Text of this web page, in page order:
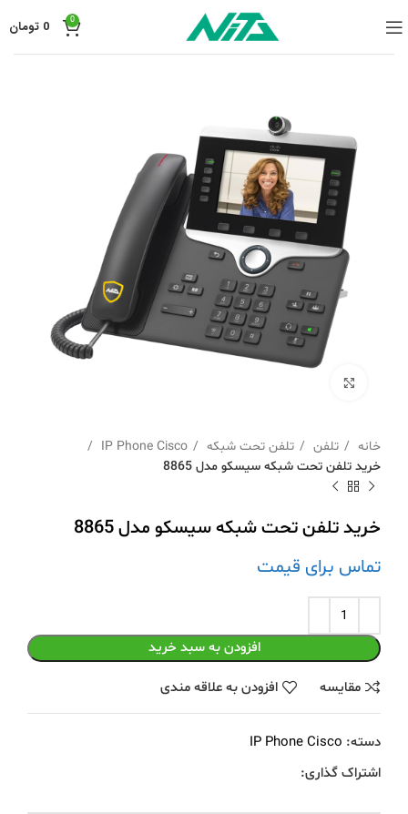
0
0 تومان
خانه تلفن تلفن تحت شبکه
IP Phone Cisco
خرید تلفن تحت شبکه سیسکو مدل 8865
خرید تلفن تحت شبکه سیسکو مدل 8865
تماس برای قیمت
افزودن به سبد خرید
مقايسه افزودن به علاقه مندی
دسته: IP Phone Cisco
اشتراک گذاری: